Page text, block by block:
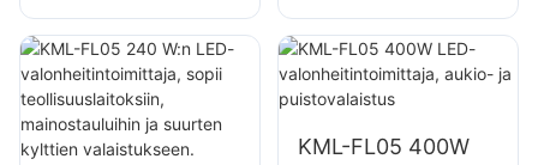
pysäköintialueiden
ja varastoalueiden
valaistukseen
toimittaja, hätä- ja
katastrofiapukohtei
den valaistus
KML-FL05 400W